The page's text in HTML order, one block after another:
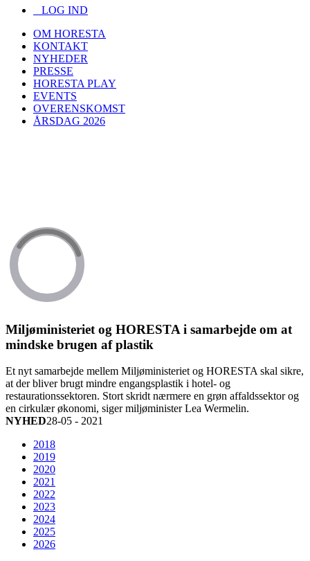
LOG IND
OM HORESTA
KONTAKT
NYHEDER
PRESSE
HORESTA PLAY
EVENTS
OVERENSKOMST
ÅRSDAG 2026
Miljøministeriet og HORESTA i samarbejde om at
mindske brugen af plastik
Et nyt samarbejde mellem Miljøministeriet og HORESTA skal sikre,
at der bliver brugt mindre engangsplastik i hotel- og
restaurationssektoren. Stort skridt nærmere en grøn affaldssektor og
en cirkulær økonomi, siger miljøminister Lea Wermelin.
NYHED28-05 - 2021
2018
2019
2020
2021
2022
2023
2024
2025
2026